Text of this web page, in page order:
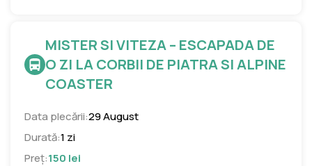
MISTER SI VITEZA – ESCAPADA DE
O ZI LA CORBII DE PIATRA SI ALPINE
COASTER
Data plecării:29 August
Durată:1 zi
Preț:150 lei